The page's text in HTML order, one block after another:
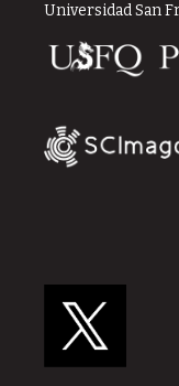
Universidad San